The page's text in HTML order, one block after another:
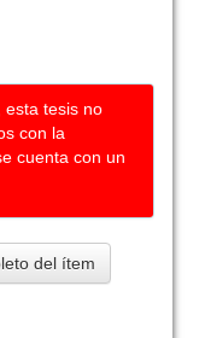
esta tesis no
con la
cuenta con un
del ítem